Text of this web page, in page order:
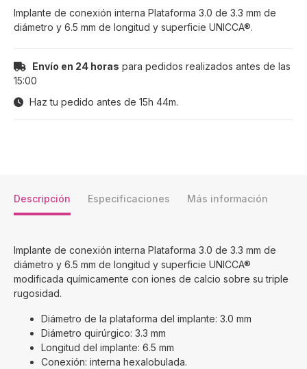
Implante de conexión interna Plataforma 3.0 de 3.3 mm de
diámetro y 6.5 mm de longitud y superficie UNICCA®.
Envío en 24 horas para pedidos realizados antes de las
15:00
Haz tu pedido antes de 15h 44m.
Descripción Especificaciones Más información
Implante de conexión interna Plataforma 3.0 de 3.3 mm de
diámetro y 6.5 mm de longitud y superficie UNICCA®
modificada químicamente con iones de calcio sobre su triple
rugosidad.
Diámetro de la plataforma del implante: 3.0 mm
Diámetro quirúrgico: 3.3 mm
Longitud del implante: 6.5 mm
Conexión: interna hexalobulada.